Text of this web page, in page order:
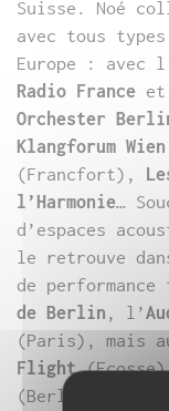
Suisse. Noé
avec tous
Europe : avec
Radio France
Orchester
Klangforum Wien
(Francfort),
l’Harmonie…
d’espaces
le retrouve
de
de Berlin , l’
(Paris), mais
Flight
(Berlin), et à